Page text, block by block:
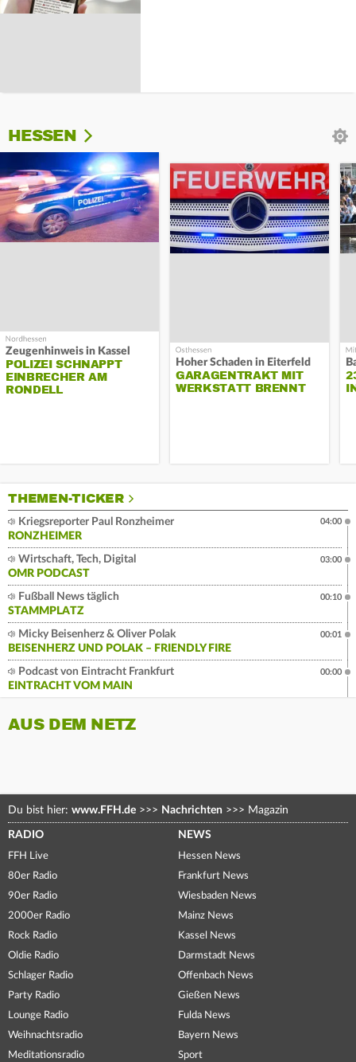
HESSEN
Zeugenhinweis in Kassel
POLIZEI SCHNAPPT
EINBRECHER AM
RONDELL
Hoher Schaden in Eiterfeld
GARAGENTRAKT MIT
WERKSTATT BRENNT
THEMEN-TICKER
Kriegsreporter Paul Ronzheimer
RONZHEIMER
04:00
Wirtschaft, Tech, Digital
OMR PODCAST
03:00
Fußball News täglich
STAMMPLATZ
00:10
Micky Beisenherz & Oliver Polak
BEISENHERZ UND POLAK – FRIENDLY FIRE
00:01
Podcast von Eintracht Frankfurt
EINTRACHT VOM MAIN
00:00
AUS DEM NETZ
Du bist hier: www.FFH.de >>> Nachrichten >>> Magazin
RADIO
FFH Live
80er Radio
90er Radio
2000er Radio
Rock Radio
Oldie Radio
Schlager Radio
Party Radio
Lounge Radio
Weihnachtsradio
Meditationsradio
NEWS
Hessen News
Frankfurt News
Wiesbaden News
Mainz News
Kassel News
Darmstadt News
Offenbach News
Gießen News
Fulda News
Bayern News
Sport